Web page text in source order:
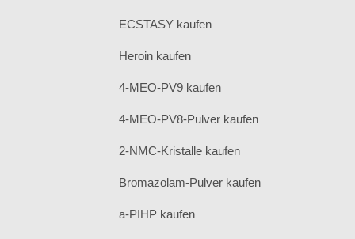
ECSTASY kaufen
Heroin kaufen
4-MEO-PV9 kaufen
4-MEO-PV8-Pulver kaufen
2-NMC-Kristalle kaufen
Bromazolam-Pulver kaufen
a-PIHP kaufen